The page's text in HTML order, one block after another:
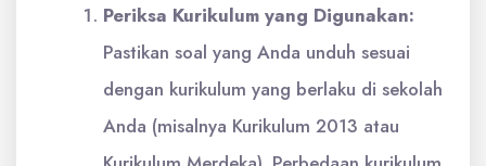
Periksa Kurikulum yang Digunakan:
Pastikan soal yang Anda unduh sesuai
dengan kurikulum yang berlaku di sekolah
Anda (misalnya Kurikulum 2013 atau